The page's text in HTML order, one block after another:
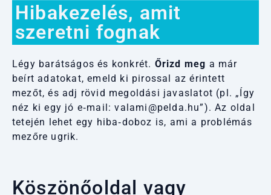
Hibakezelés, amit
szeretni fognak
Légy barátságos és konkrét. Őrizd meg a már
beírt adatokat, emeld ki pirossal az érintett
mezőt, és adj rövid megoldási javaslatot (pl. „Így
néz ki egy jó e‑mail: valami@pelda.hu”). Az oldal
tetején lehet egy hiba‑doboz is, ami a problémás
mezőre ugrik.
Köszönőoldal vagy